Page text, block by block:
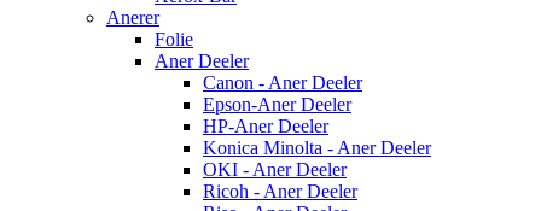
Anerer
Folie
Aner Deeler
Canon - Aner Deeler
Epson-Aner Deeler
HP-Aner Deeler
Konica Minolta - Aner Deeler
OKI - Aner Deeler
Ricoh - Aner Deeler